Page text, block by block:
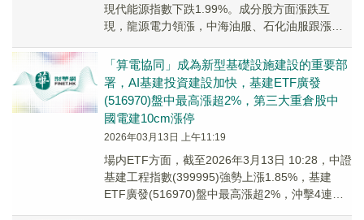
現代能源指數下跌1.99%。成分股方面漲跌互
現，龍源電力領漲，中海油服、石化油服跟漲；
「算電協同」成為新型基礎設施建設的重要部
署，AI基建投資建設加快，基建ETF廣發
(516970)盤中最高漲超2%，第三大重倉股中
國電建10cm漲停
2026年03月13日 上午11:19
場内ETF方面，截至2026年3月13日 10:28，中證
基建工程指數(399995)強勢上漲1.85%，基建
ETF廣發(516970)盤中最高漲超2%，沖擊4連